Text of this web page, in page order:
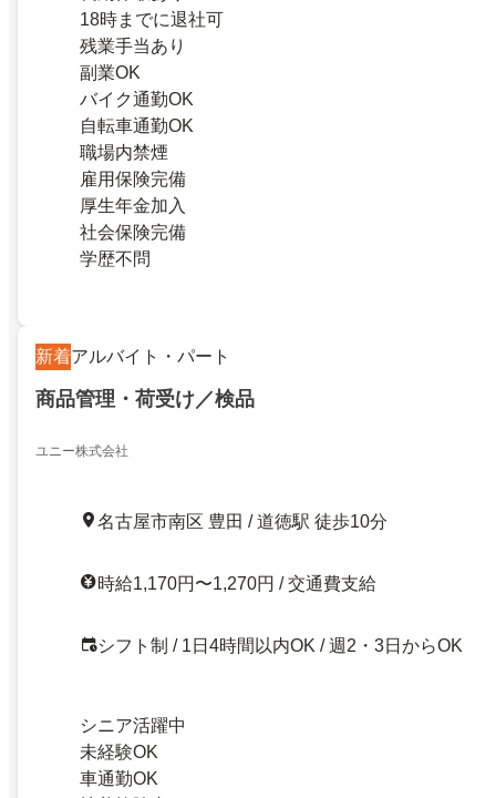
18時までに退社可
残業手当あり
副業OK
バイク通勤OK
自転車通勤OK
職場内禁煙
雇用保険完備
厚生年金加入
社会保険完備
学歴不問
新着アルバイト・パート
商品管理・荷受け／検品
ユニー株式会社
名古屋市南区 豊田 / 道徳駅 徒歩10分
時給1,170円〜1,270円 / 交通費支給
シフト制 / 1日4時間以内OK / 週2・3日からOK
シニア活躍中
未経験OK
車通勤OK